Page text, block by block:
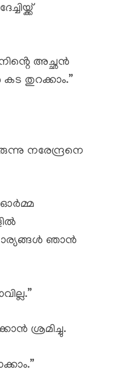
അച്ഛൻ
തുറക്കാം.”
നരേന്ദ്രനെ
ഞാൻ
ശ്രമിച്ചു.